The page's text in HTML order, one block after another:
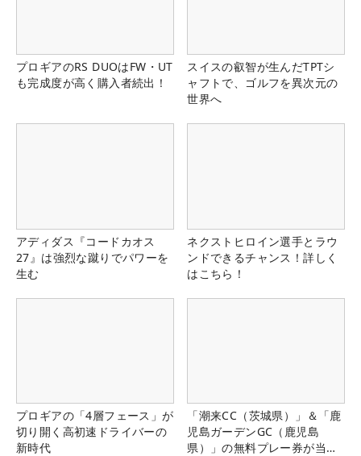
プロギアのRS DUOはFW・UT
も完成度が高く購入者続出！
スイスの叡智が生んだTPTシ
ャフトで、ゴルフを異次元の
世界へ
アディダス『コードカオス
27』は強烈な蹴りでパワーを
生む
ネクストヒロイン選手とラウ
ンドできるチャンス！詳しく
はこちら！
プロギアの「4層フェース」が
切り開く高初速ドライバーの
新時代
「潮来CC（茨城県）」＆「鹿
児島ガーデンGC（鹿児島
県）」の無料プレー券が当た